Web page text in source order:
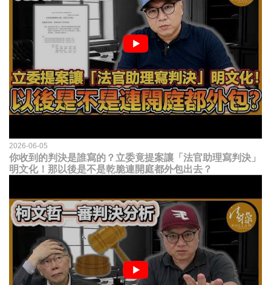
2026-06-05
你收到的判決是誰寫的？立委竟提案讓「法官助理寫判決」
明文化！那以後是不是乾脆連開庭都外包出去？